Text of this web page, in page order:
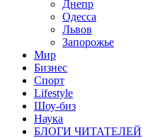
Днепр
Одесса
Львов
Запорожье
Мир
Бизнес
Спорт
Lifestyle
Шоу-биз
Наука
БЛОГИ ЧИТАТЕЛЕЙ